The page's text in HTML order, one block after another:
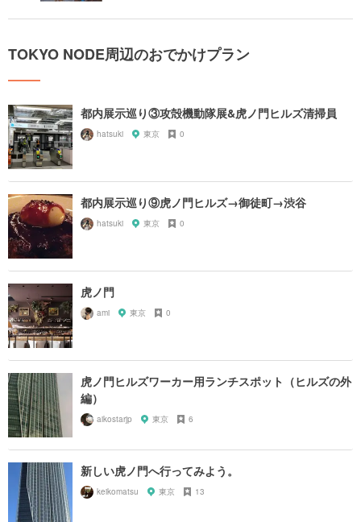
TOKYO NODE周辺のおでかけプラン
都内展示巡り③攻殻機動隊展&虎ノ門ヒルズ清掃員
hatsuki 東京 0
都内展示巡り⑨虎ノ門ヒルズ→御徒町→渋谷
hatsuki 東京 0
虎ノ門
ami 東京 0
虎ノ門ヒルズワーカー用ランチスポット（ヒルズの外
編）
aikostarjp 東京 6
新しい虎ノ門へ行ってみよう。
keikomatsu 東京 13